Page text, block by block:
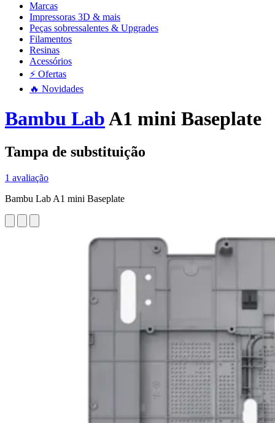
Marcas
Impressoras 3D & mais
Peças sobressalentes & Upgrades
Filamentos
Resinas
Acessórios
⚡ Ofertas
🔥 Novidades
Bambu LabA1 mini Baseplate
Tampa de substituição
1 avaliação
Bambu Lab A1 mini Baseplate